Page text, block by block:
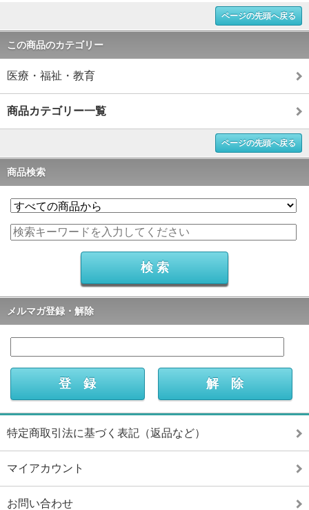
ページの先頭へ戻る
この商品のカテゴリー
医療・福祉・教育
商品カテゴリー一覧
ページの先頭へ戻る
商品検索
メルマガ登録・解除
特定商取引法に基づく表記（返品など）
マイアカウント
お問い合わせ